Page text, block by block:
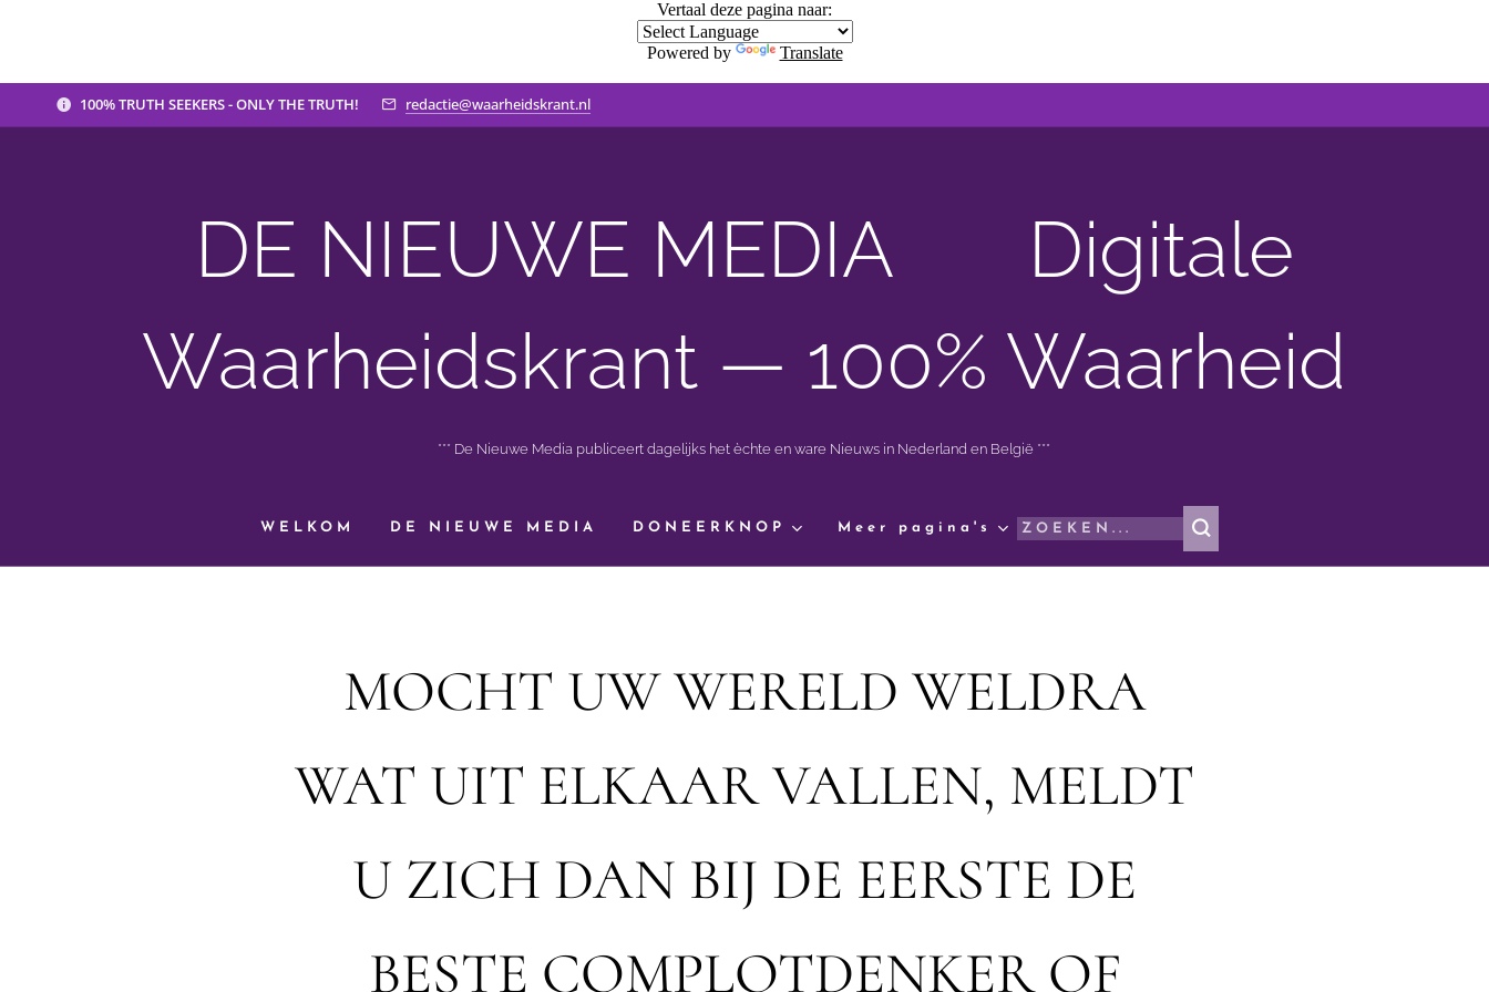
Vertaal deze pagina naar:
Powered by Translate
100% TRUTH SEEKERS - ONLY THE TRUTH! redactie@waarheidskrant.nl
DE NIEUWE MEDIA 🟣 Digitale
Waarheidskrant — 100% Waarheid
*** De Nieuwe Media publiceert dagelijks het èchte en ware Nieuws in Nederland en België ***
WELKOM DE NIEUWE MEDIA DONEERKNOP Meer pagina's
MOCHT UW WERELD WELDRA
WAT UIT ELKAAR VALLEN, MELDT
U ZICH DAN BIJ DE EERSTE DE
BESTE COMPLOTDENKER OF